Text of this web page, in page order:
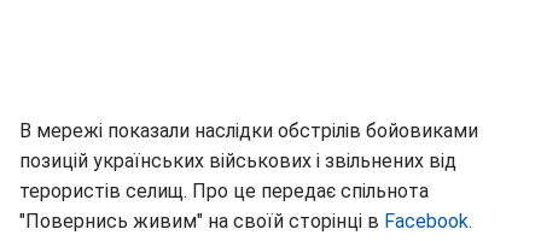
В мережі показали наслідки обстрілів бойовиками
позицій українських військових і звільнених від
терористів селищ. Про це передає спільнота
"Повернись живим" на своїй сторінці в Facebook.